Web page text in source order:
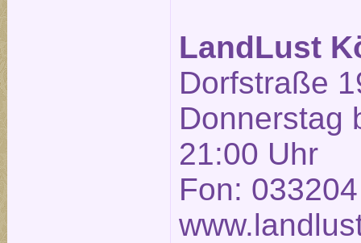
LandLust
Dorfstraße
Donnerstag
21:00 Uhr
Fon: